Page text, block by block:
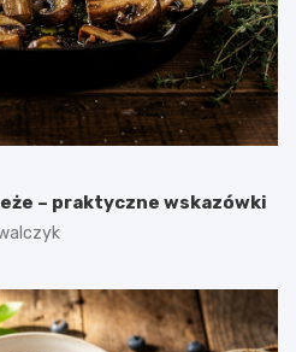
– praktyczne wskazówki